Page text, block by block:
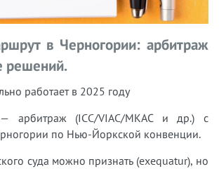
в Черногории: арбитраж
решений.
работает в 2025 году
— арбитраж (ICC/VIAC/МКАС и др.) с
по Нью-Йоркской конвенции.
суда можно признать (exequatur), но